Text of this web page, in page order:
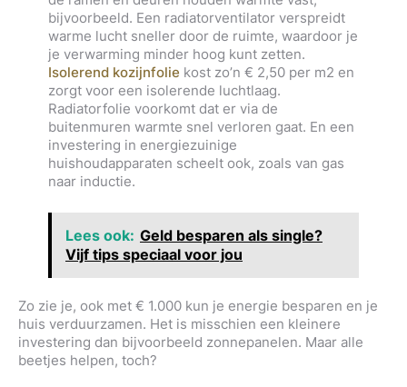
bijvoorbeeld. Een radiatorventilator verspreidt
warme lucht sneller door de ruimte, waardoor je
je verwarming minder hoog kunt zetten.
Isolerend kozijnfolie kost zo’n € 2,50 per m2 en
zorgt voor een isolerende luchtlaag.
Radiatorfolie voorkomt dat er via de
buitenmuren warmte snel verloren gaat. En een
investering in energiezuinige
huishoudapparaten scheelt ook, zoals van gas
naar inductie.
Lees ook: Geld besparen als single?
Vijf tips speciaal voor jou
Zo zie je, ook met € 1.000 kun je energie besparen en je
huis verduurzamen. Het is misschien een kleinere
investering dan bijvoorbeeld zonnepanelen. Maar alle
beetjes helpen, toch?